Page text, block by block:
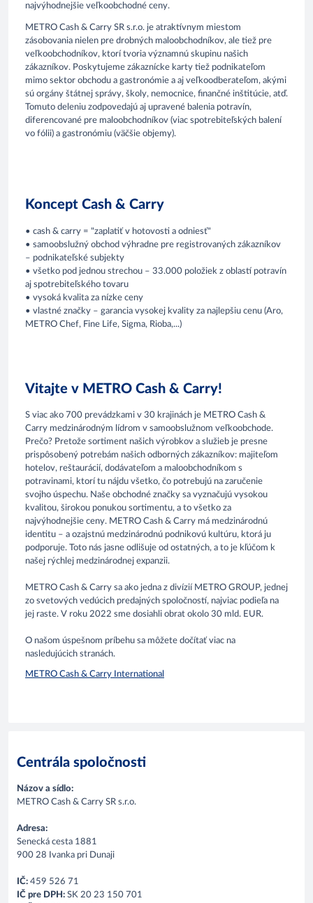
najvýhodnejšie veľkoobchodné ceny.
METRO Cash & Carry SR s.r.o. je atraktívnym miestom
zásobovania nielen pre drobných maloobchodníkov, ale tiež pre
veľkoobchodníkov, ktorí tvoria významnú skupinu našich
zákazníkov. Poskytujeme zákaznícke karty tiež podnikateľom
mimo sektor obchodu a gastronómie a aj veľkoodberateľom, akými
sú orgány štátnej správy, školy, nemocnice, finančné inštitúcie, atď.
Tomuto deleniu zodpovedajú aj upravené balenia potravín,
diferencované pre maloobchodníkov (viac spotrebiteľských balení
vo fólii) a gastronómiu (väčšie objemy).
Koncept Cash & Carry
• cash & carry = "zaplatiť v hotovosti a odniesť"
• samoobslužný obchod výhradne pre registrovaných zákazníkov
– podnikateľské subjekty
• všetko pod jednou strechou – 33.000 položiek z oblastí potravín
aj spotrebiteľského tovaru
• vysoká kvalita za nízke ceny
• vlastné značky – garancia vysokej kvality za najlepšiu cenu (Aro,
METRO Chef, Fine Life, Sigma, Rioba,...)
Vitajte v METRO Cash & Carry!
S viac ako 700 prevádzkami v 30 krajinách je METRO Cash &
Carry medzinárodným lídrom v samoobslužnom veľkoobchode.
Prečo? Pretože sortiment našich výrobkov a služieb je presne
prispôsobený potrebám našich odborných zákazníkov: majiteľom
hotelov, reštaurácií, dodávateľom a maloobchodníkom s
potravinami, ktorí tu nájdu všetko, čo potrebujú na zaručenie
svojho úspechu. Naše obchodné značky sa vyznačujú vysokou
kvalitou, širokou ponukou sortimentu, a to všetko za
najvýhodnejšie ceny. METRO Cash & Carry má medzinárodnú
identitu – a ozajstnú medzinárodnú podnikovú kultúru, ktorá ju
podporuje. Toto nás jasne odlišuje od ostatných, a to je kľúčom k
našej rýchlej medzinárodnej expanzii.
METRO Cash & Carry sa ako jedna z divízií METRO GROUP, jednej
zo svetových vedúcich predajných spoločností, najviac podieľa na
jej raste. V roku 2022 sme dosiahli obrat okolo 30 mld. EUR.
O našom úspešnom príbehu sa môžete dočítať viac na
nasledujúcich stranách.
METRO Cash & Carry International
Centrála spoločnosti
Názov a sídlo:
METRO Cash & Carry SR s.r.o.
Adresa:
Senecká cesta 1881
900 28 Ivanka pri Dunaji
IČ: 459 526 71
IČ pre DPH: SK 20 23 150 701